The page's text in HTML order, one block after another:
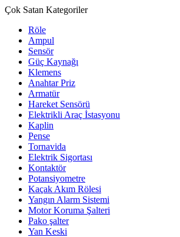
Çok Satan Kategoriler
Röle
Ampul
Sensör
Güç Kaynağı
Klemens
Anahtar Priz
Armatür
Hareket Sensörü
Elektrikli Araç İstasyonu
Kaplin
Pense
Tornavida
Elektrik Sigortası
Kontaktör
Potansiyometre
Kaçak Akım Rölesi
Yangın Alarm Sistemi
Motor Koruma Şalteri
Pako şalter
Yan Keski